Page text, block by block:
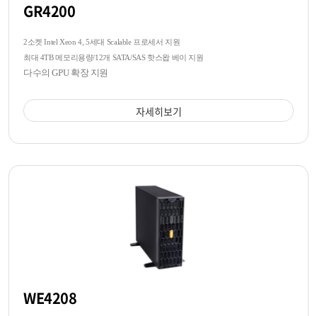
GR4200
2소켓 Intel Xeon 4, 5세대 Scalable 프로세서 지원
최대 4TB 메모리용량/12개 SATA/SAS 핫스왑 베이 지원
다수의 GPU 확장 지원
자세히보기
WE4208